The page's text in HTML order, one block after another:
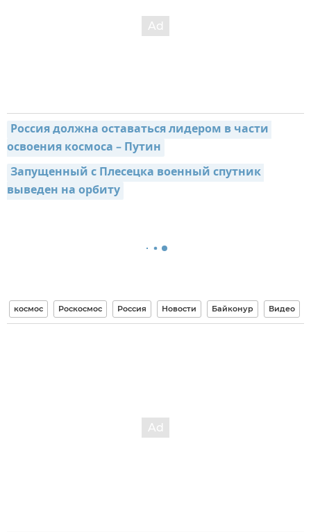
Россия должна оставаться лидером в части
освоения космоса – Путин
Запущенный с Плесецка военный спутник
выведен на орбиту
космос Роскосмос Россия Новости Байконур Видео